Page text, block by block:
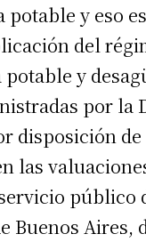
gratis
de correo electrónico*
y eso
del
y
por la
disposición
las
público
Buenos Aires,